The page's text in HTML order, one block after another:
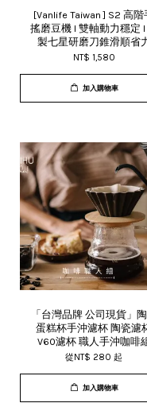
[Vanlife Taiwan ] S2 高階
搖磨豆機 I 雙軸動力穩定 I
製七星研磨刀錐滑順省
NT$ 1,580
加入購物車
「台灣品牌 公司現貨」
蛋糕杯手沖濾杯 陶瓷濾
V60濾杯 職人手沖咖啡
從NT$ 280起
加入購物車